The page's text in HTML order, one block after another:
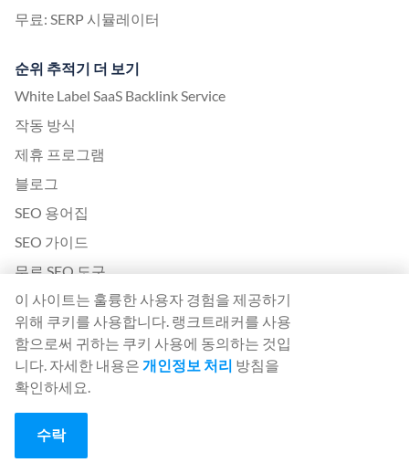
무료: SERP 시뮬레이터
순위 추적기 더 보기
White Label SaaS Backlink Service
작동 방식
제휴 프로그램
블로그
SEO 용어집
SEO 가이드
무료 SEO 도구
게스트 포스트 계약
Google 알고리즘 업데이트 내역
법률
개인정보 보호정책
이 사이트는 훌륭한 사용자 경험을 제공하기
위해 쿠키를 사용합니다. 랭크트래커를 사용
함으로써 귀하는 쿠키 사용에 동의하는 것입
니다. 자세한 내용은 개인정보 처리 방침을
확인하세요.
수락